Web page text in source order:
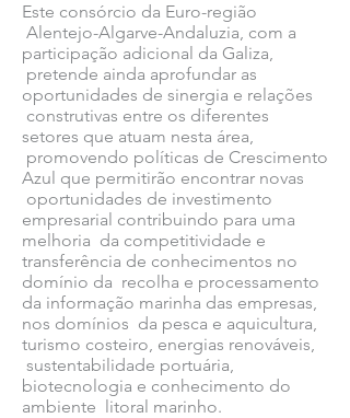
Este consórcio da Euro-região
Alentejo-Algarve-Andaluzia, com a
participação adicional da Galiza,
pretende ainda aprofundar as
oportunidades de sinergia e relações
construtivas entre os diferentes
setores que atuam nesta área,
promovendo políticas de Crescimento
Azul que permitirão encontrar novas
oportunidades de investimento
empresarial contribuindo para uma
melhoria da competitividade e
transferência de conhecimentos no
domínio da recolha e processamento
da informação marinha das empresas,
nos domínios da pesca e aquicultura,
turismo costeiro, energias renováveis,
sustentabilidade portuária,
biotecnologia e conhecimento do
ambiente litoral marinho.